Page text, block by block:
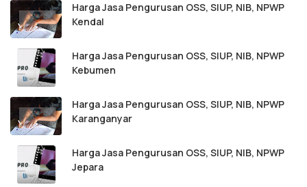
Harga Jasa Pengurusan OSS, SIUP, NIB, NPWP
Kendal
Harga Jasa Pengurusan OSS, SIUP, NIB, NPWP
Kebumen
Harga Jasa Pengurusan OSS, SIUP, NIB, NPWP
Karanganyar
Harga Jasa Pengurusan OSS, SIUP, NIB, NPWP
Jepara